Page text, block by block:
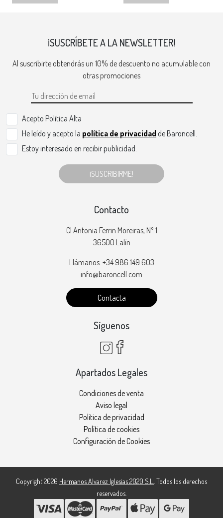
¡SUSCRÍBETE A LA NEWSLETTER!
Al suscribirte obtendrás un 10% de descuento no acumulable con
otras promociones
Acepto Politica Alta
He leído y acepto la política de privacidad de Baroncell.
Estoy interesado en recibir publicidad.
¡SUSCRIBIRME!
Contacto
Cl Antonia Ferrin Moreiras, Nº 1
36500 Lalín
Llámanos: +34 986 149 603
info@baroncell.com
Contacta
Síguenos
Apartados Legales
Condiciones de venta
Aviso legal
Política de privacidad
Política de cookies
Configuración de Cookies
Copyright 2026 Hermanos Alvarez Iglesias 2020 S.L.. Todos los derechos
reservados.